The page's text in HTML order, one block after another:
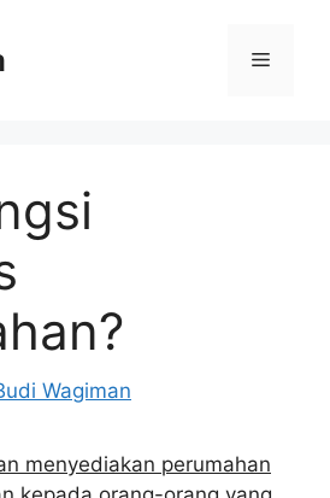
Menu
Wagiman
menyediakan perumahan